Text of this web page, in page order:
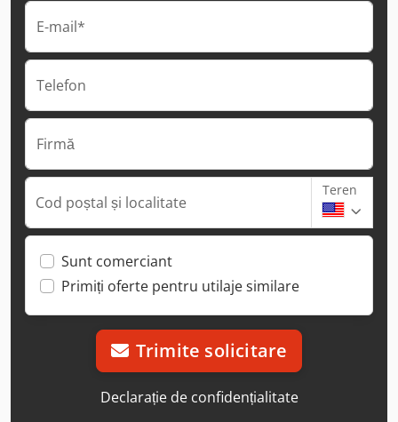
E-mail*
Telefon
Firmă
Cod poștal și localitate
Teren
Sunt comerciant
Primiți oferte pentru utilaje similare
Trimite solicitare
Declarație de confidențialitate